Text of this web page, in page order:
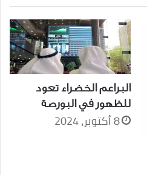
البراعم الخضراء تعود
للظهور في البورصة
8 أكتوبر، 2024